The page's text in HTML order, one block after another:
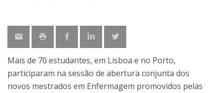
Mais de 70 estudantes, em Lisboa e no Porto,
participaram na sessão de abertura conjunta dos
novos mestrados em Enfermagem promovidos pelas